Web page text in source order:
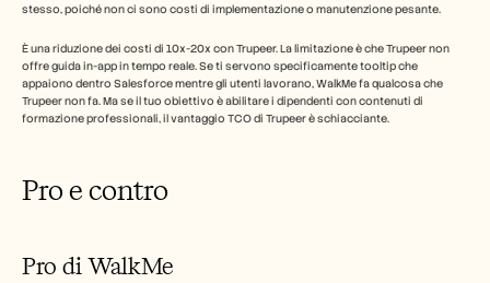
stesso, poiché non ci sono costi di implementazione o manutenzione pesante.
È una riduzione dei costi di 10x-20x con Trupeer. La limitazione è che Trupeer non
offre guida in-app in tempo reale. Se ti servono specificamente tooltip che
appaiono dentro Salesforce mentre gli utenti lavorano, WalkMe fa qualcosa che
Trupeer non fa. Ma se il tuo obiettivo è abilitare i dipendenti con contenuti di
formazione professionali, il vantaggio TCO di Trupeer è schiacciante.
Pro e contro
Pro di WalkMe